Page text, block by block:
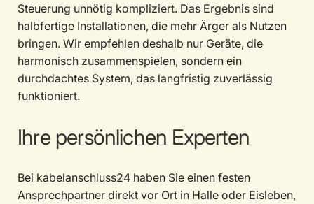
Steuerung unnötig kompliziert. Das Ergebnis sind
halbfertige Installationen, die mehr Ärger als Nutzen
bringen. Wir empfehlen deshalb nur Geräte, die
harmonisch zusammenspielen, sondern ein
durchdachtes System, das langfristig zuverlässig
funktioniert.
Ihre persönlichen Experten
Bei kabelanschluss24 haben Sie einen festen
Ansprechpartner direkt vor Ort in Halle oder Eisleben,